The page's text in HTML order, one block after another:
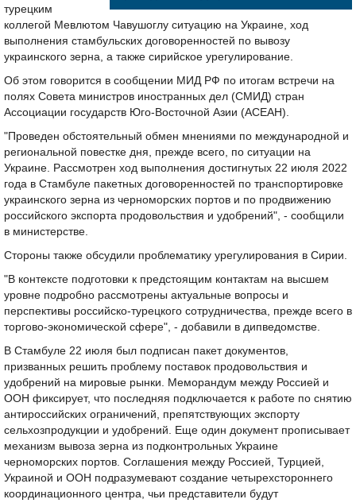
турецким
коллегой Мевлютом Чавушоглу ситуацию на Украине, ход
выполнения стамбульских договоренностей по вывозу
украинского зерна, а также сирийское урегулирование.
Об этом говорится в сообщении МИД РФ по итогам встречи на
полях Совета министров иностранных дел (СМИД) стран
Ассоциации государств Юго-Восточной Азии (АСЕАН).
"Проведен обстоятельный обмен мнениями по международной и
региональной повестке дня, прежде всего, по ситуации на
Украине. Рассмотрен ход выполнения достигнутых 22 июля 2022
года в Стамбуле пакетных договоренностей по транспортировке
украинского зерна из черноморских портов и по продвижению
российского экспорта продовольствия и удобрений", - сообщили
в министерстве.
Стороны также обсудили проблематику урегулирования в Сирии.
"В контексте подготовки к предстоящим контактам на высшем
уровне подробно рассмотрены актуальные вопросы и
перспективы российско-турецкого сотрудничества, прежде всего в
торгово-экономической сфере", - добавили в дипведомстве.
В Стамбуле 22 июля был подписан пакет документов,
призванных решить проблему поставок продовольствия и
удобрений на мировые рынки. Меморандум между Россией и
ООН фиксирует, что последняя подключается к работе по снятию
антироссийских ограничений, препятствующих экспорту
сельхозпродукции и удобрений. Еще один документ прописывает
механизм вывоза зерна из подконтрольных Украине
черноморских портов. Соглашения между Россией, Турцией,
Украиной и ООН подразумевают создание четырехстороннего
координационного центра, чьи представители будут